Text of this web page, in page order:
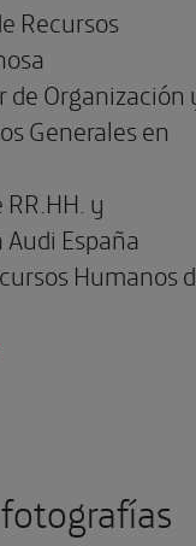
Recursos
de Organización
Generales en
RR.HH. y
España
Humanos